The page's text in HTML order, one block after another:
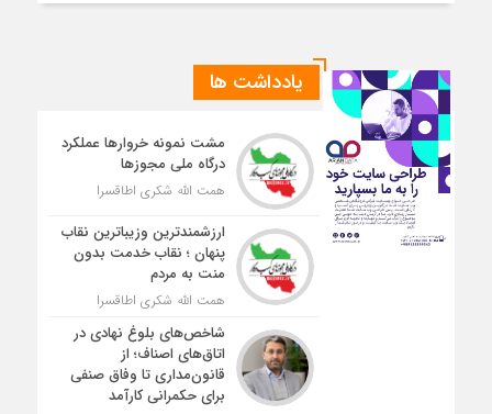
یادداشت ها
مشت نمونه خروارها عملکرد
درگاه ملی مجوزها
همت الله شکری اطاقسرا
ارزشمندترین وزیباترین نقاب
پنهان ؛ نقاب خدمت بدون
منت به مردم
همت الله شکری اطاقسرا
شاخص‌های بلوغ نهادی در
اتاق‌های اصناف؛ از
قانون‌مداری تا وفاق صنفی
برای حکمرانی کارآمد